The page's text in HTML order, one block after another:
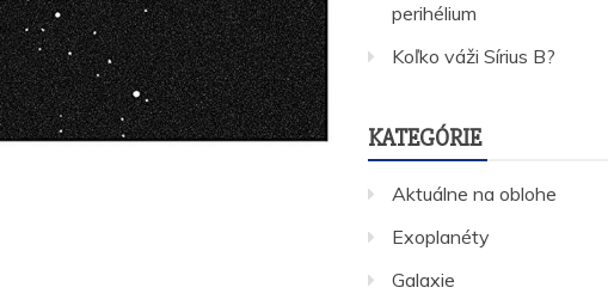
perihélium
Koľko váži Sírius B?
KATEGÓRIE
Aktuálne na oblohe
Exoplanéty
Galaxie